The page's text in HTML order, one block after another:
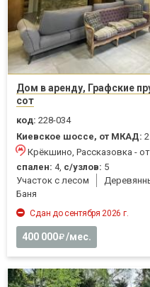
Дом в аренду, Графские
сот
код: 228-034
Киевское шоссе, от МКАД:
Крёкшино, Рассказовка -
спален: 4, с/узлов: 5
Участок с лесом
Баня
Сдан до сентября 2026 г.
400 000 /мес.